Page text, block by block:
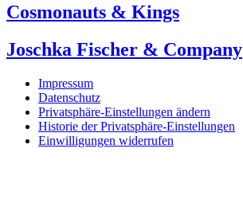
Cosmonauts & Kings
Joschka Fischer & Company
Impressum
Datenschutz
Privatsphäre-Einstellungen ändern
Historie der Privatsphäre-Einstellungen
Einwilligungen widerrufen